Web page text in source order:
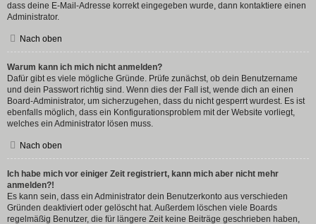
dass deine E-Mail-Adresse korrekt eingegeben wurde, dann kontaktiere einen
Administrator.
Nach oben
Warum kann ich mich nicht anmelden?
Dafür gibt es viele mögliche Gründe. Prüfe zunächst, ob dein Benutzername
und dein Passwort richtig sind. Wenn dies der Fall ist, wende dich an einen
Board-Administrator, um sicherzugehen, dass du nicht gesperrt wurdest. Es ist
ebenfalls möglich, dass ein Konfigurationsproblem mit der Website vorliegt,
welches ein Administrator lösen muss.
Nach oben
Ich habe mich vor einiger Zeit registriert, kann mich aber nicht mehr
anmelden?!
Es kann sein, dass ein Administrator dein Benutzerkonto aus verschieden
Gründen deaktiviert oder gelöscht hat. Außerdem löschen viele Boards
regelmäßig Benutzer, die für längere Zeit keine Beiträge geschrieben haben,